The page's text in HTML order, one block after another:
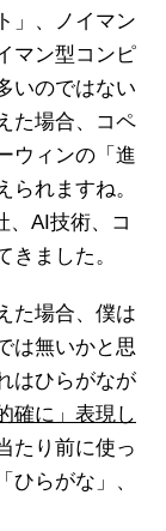
」、ノイマン
マン型コンピ
いのではない
た場合、コペ
ウィンの「進
れますね。
、AI技術、コ
きました。
た場合、僕は
は無いかと思
はひらがなが
確に」表現し
たり前に使っ
らがな」、